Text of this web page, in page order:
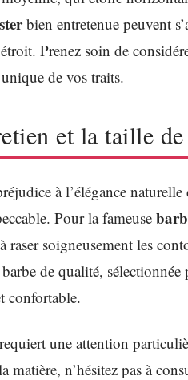
bien entretenue peuvent
Prenez soin de
de vos traits.
et la taille
à l’élégance
Pour la fameuse
soigneusement les
de qualité,
confortable.
une attention
matière, n’hésitez pas à